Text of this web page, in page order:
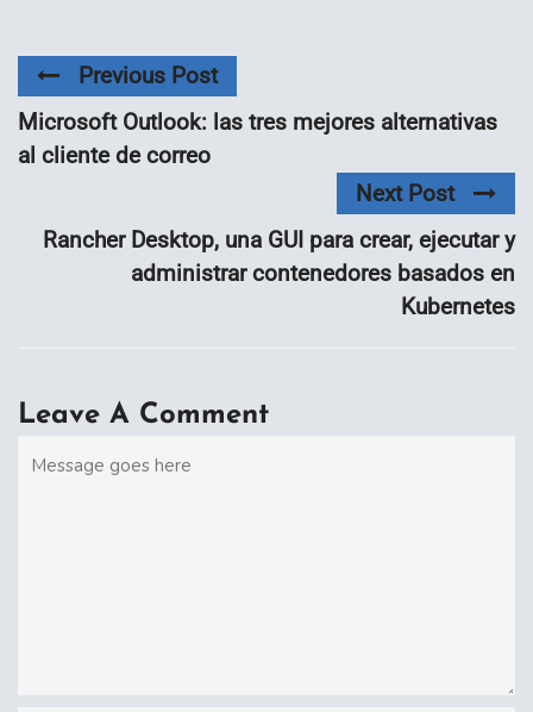
Previous Post
Microsoft Outlook: las tres mejores alternativas
al cliente de correo
Next Post
Rancher Desktop, una GUI para crear, ejecutar y
administrar contenedores basados ​​en
Kubernetes
Leave A Comment